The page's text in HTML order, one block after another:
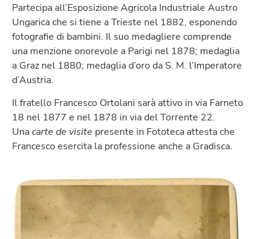
Partecipa all’Esposizione Agricola Industriale Austro
Ungarica che si tiene a Trieste nel 1882, esponendo
fotografie di bambini. Il suo medagliere comprende
una menzione onorevole a Parigi nel 1878; medaglia
a Graz nel 1880; medaglia d’oro da S. M. l’Imperatore
d’Austria.
Il fratello Francesco Ortolani sarà attivo in via Farneto
18 nel 1877 e nel 1878 in via del Torrente 22.
Unacarte de visite presente in Fototeca attesta che
Francesco esercita la professione anche a Gradisca.